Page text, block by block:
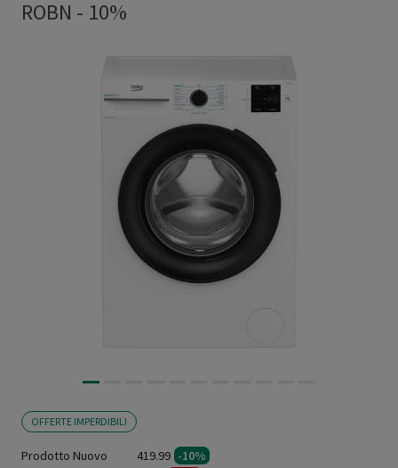
ROBN - 10%
OFFERTE IMPERDIBILI
Prodotto Nuovo 419.99 -10%